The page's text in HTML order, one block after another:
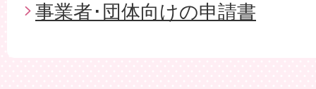
事業者･団体向けの申請書